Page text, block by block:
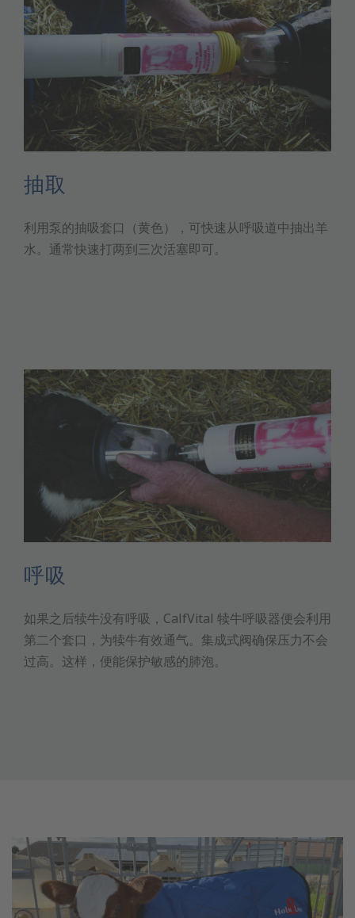
抽取
利用泵的抽吸套口（黄色），可快速从呼吸道中抽出羊
水。通常快速打两到三次活塞即可。
呼吸
如果之后犊牛没有呼吸，CalfVital 犊牛呼吸器便会利用
第二个套口，为犊牛有效通气。集成式阀确保压力不会
过高。这样，便能保护敏感的肺泡。